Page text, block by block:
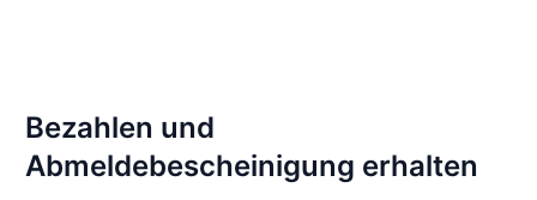
Bezahlen und
Abmeldebescheinigung erhalten